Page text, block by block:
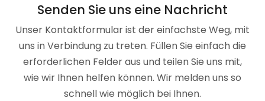
Senden Sie uns eine Nachricht
Unser Kontaktformular ist der einfachste Weg, mit
uns in Verbindung zu treten. Füllen Sie einfach die
erforderlichen Felder aus und teilen Sie uns mit,
wie wir Ihnen helfen können. Wir melden uns so
schnell wie möglich bei Ihnen.